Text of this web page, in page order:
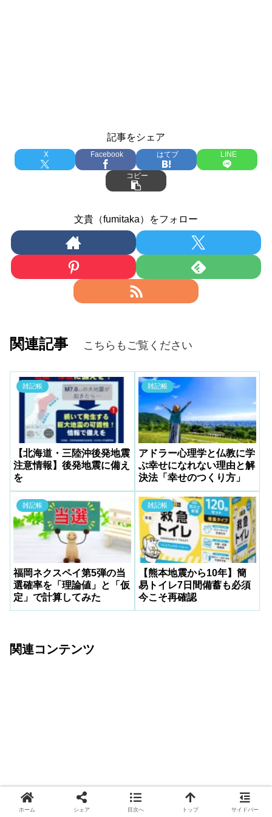
記事をシェア
X Facebook はてブ LINE
コピー
文貴（fumitaka）をフォロー
関連記事 こちらもご覧ください
雑記帳
【北海道・三陸沖後発地震
注意情報】後発地震に備え
を
雑記帳
アドラー心理学と仏教に学
ぶ幸せになれない理由と解
決法「幸せのつくり方」
雑記帳
福岡ネクスペイ第5弾の当
選確率を「理論値」と「仮
定」で計算してみた
雑記帳
【熊本地震から10年】簡
易トイレ7日間備蓄も必須
今こそ再確認
関連コンテンツ
ホーム シェア 目次へ トップ サイドバー